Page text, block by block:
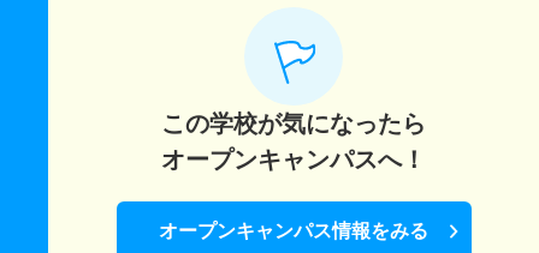
この学校が気になったら
オープンキャンパスへ！
オープンキャンパス情報をみる